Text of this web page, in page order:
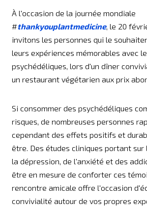
À l'occasion de la journée mondiale
#thankyouplantmedicine, le 20
invitons les personnes qui le
leurs expériences mémorables avec
psychédéliques, lors d'un dîner
un restaurant végétarien aux prix
Si consommer des psychédéliques
risques, de nombreuses personnes
cependant des effets positifs et
être. Des études cliniques portant
la dépression, de l'anxiété et des
être en mesure de conforter ces
rencontre amicale offre l'occasion
convivialité autour de vos propres